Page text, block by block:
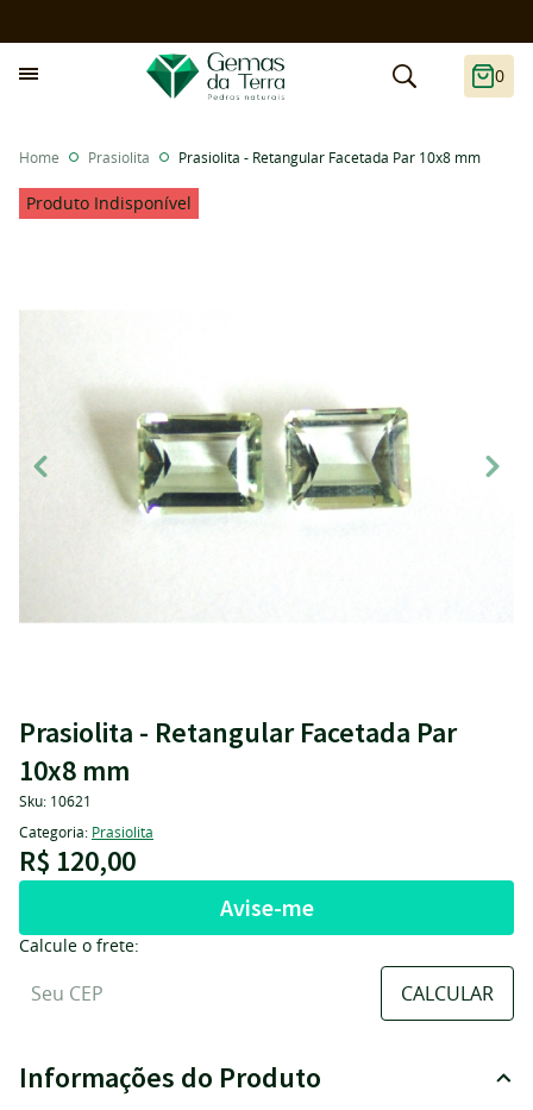
0
Home Prasiolita Prasiolita - Retangular Facetada Par 10x8 mm
Produto Indisponível
Prasiolita - Retangular Facetada Par
10x8 mm
Sku: 10621
Categoria: Prasiolita
R$ 120,00
Avise-me
Calcule o frete:
Informações do Produto